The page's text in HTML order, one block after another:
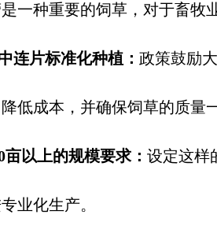
一种重要的饲草，对于畜牧
连片标准化种植： 政策鼓励
低成本，并确保饲草的质量
亩以上的规模要求： 设定这样
业化生产。